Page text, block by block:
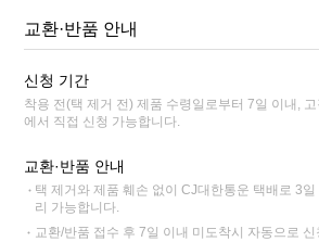
교환·반품 안내
신청 기간
착용 전(택 제거 전) 제품 수령일로부터 7일 이내,
에서 직접 신청 가능합니다.
교환·반품 안내
택 제거와 제품 훼손 없이 CJ대한통운 택배로 3
리 가능합니다.
교환/반품 접수 후 7일 이내 미도착시 자동으로